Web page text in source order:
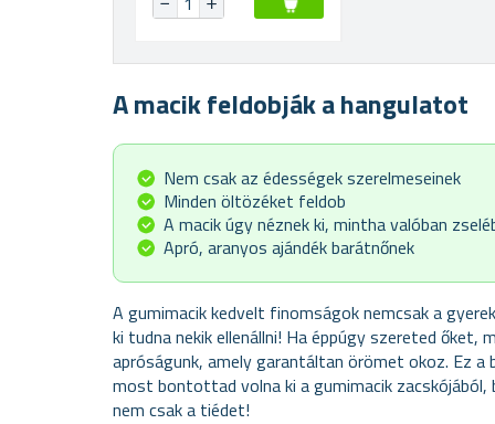
A macik feldobják a hangulatot
Nem csak az édességek szerelmeseinek
Minden öltözéket feldob
A macik úgy néznek ki, mintha valóban
Apró, aranyos ajándék barátnőnek
A gumimacik kedvelt finomságok nemcsak a
ki tudna nekik ellenállni! Ha éppúgy szereted őket,
apróságunk, amely garantáltan örömet okoz. Ez a
most bontottad volna ki a gumimacik
nem csak a tiédet!